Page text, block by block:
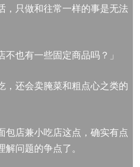
，只做和往常一样的事是无法
不也有一些固定商品吗？」
，还会卖腌菜和粗点心之类的
包店兼小吃店这点，确实有点
问题的争点了。